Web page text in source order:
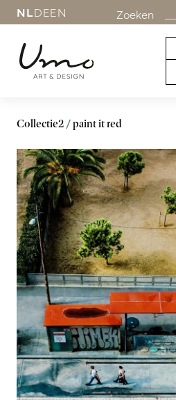
NLDEEN Zoeken
Collectie2 paint it red